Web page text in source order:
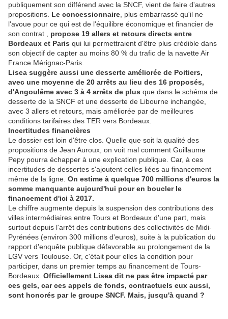
publiquement son différend avec la SNCF, vient de faire d'autres
propositions. Le concessionnaire , plus embarrassé qu'il ne
l'avoue pour ce qui est de l'équilibre économique et financier de
son contrat , propose 19 allers et retours directs entre
Bordeaux et Paris qui lui permettraient d'être plus crédible dans
son objectif de capter au moins 80 % du trafic de la navette Air
France Mérignac-Paris.
Lisea suggère aussi une desserte améliorée de Poitiers,
avec une moyenne de 20 arrêts au lieu des 16 proposés,
d'Angoulême avec 3 à 4 arrêts de plus que dans le schéma de
desserte de la SNCF et une desserte de Libourne inchangée,
avec 3 allers et retours, mais améliorée par de meilleures
conditions tarifaires des TER vers Bordeaux.
Incertitudes financières
Le dossier est loin d'être clos. Quelle que soit la qualité des
propositions de Jean Auroux, on voit mal comment Guillaume
Pepy pourra échapper à une explication publique. Car, à ces
incertitudes de dessertes s'ajoutent celles liées au financement
même de la ligne. On estime à quelque 700 millions d'euros la
somme manquante aujourd'hui pour en boucler le
financement d'ici à 2017.
Le chiffre augmente depuis la suspension des contributions des
villes intermédiaires entre Tours et Bordeaux d'une part, mais
surtout depuis l'arrêt des contributions des collectivités de Midi-
Pyrénées (environ 300 millions d'euros), suite à la publication du
rapport d'enquête publique défavorable au prolongement de la
LGV vers Toulouse. Or, c'était pour elles la condition pour
participer, dans un premier temps au financement de Tours-
Bordeaux. Officiellement Lisea dit ne pas être impacté par
ces gels, car ces appels de fonds, contractuels eux aussi,
sont honorés par le groupe SNCF. Mais, jusqu'à quand ?